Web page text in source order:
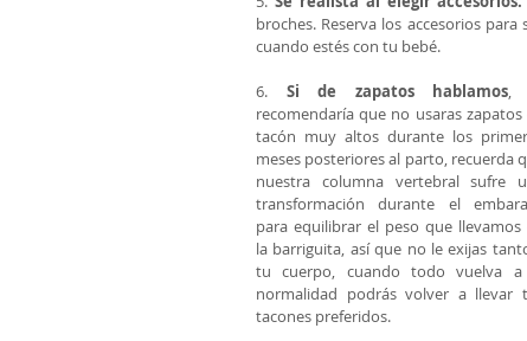
broches. Reserva los accesorios
cuando estés con tu bebé.
6. Si de zapatos hablamos,
recomendaría que no usaras zapatos
tacón muy altos durante los
meses posteriores al parto, recuerda
nuestra columna vertebral sufre
transformación durante el
para equilibrar el peso que llevamos
la barriguita, así que no le exijas
tu cuerpo, cuando todo vuelva
normalidad podrás volver a llevar
tacones preferidos.